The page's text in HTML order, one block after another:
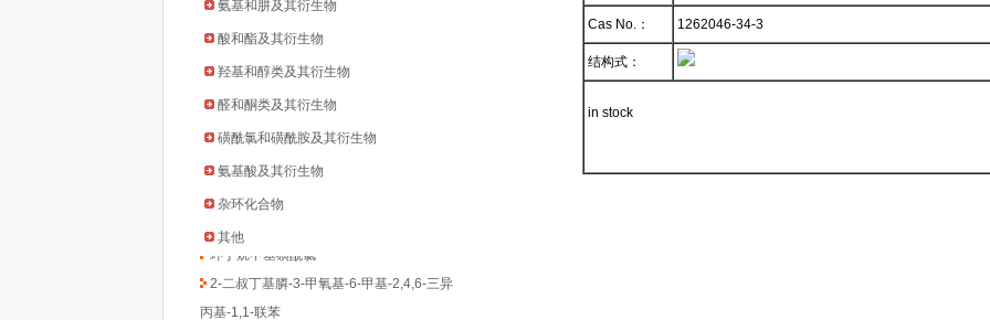
氨基和肼及其衍生物
酸和酯及其衍生物
羟基和醇类及其衍生物
醛和酮类及其衍生物
磺酰氯和磺酰胺及其衍生物
氨基酸及其衍生物
杂环化合物
其他
2-环戊氧基苯胺
2-溴-5-氟-4-吡啶甲醛
四氢吡喃-4-硼酸频哪醇酯
环丁烷甲基磺酰氯
Cas No.： 1262046-34-3
结构式：
in stock